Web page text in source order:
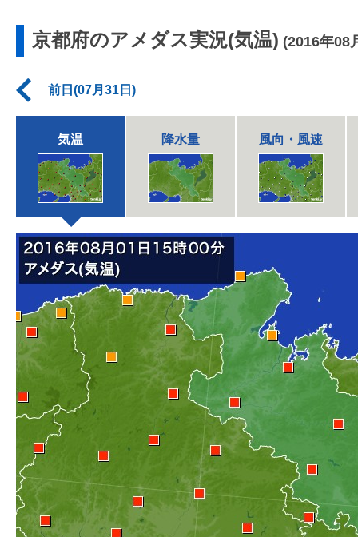
京都府のアメダス実況(気温) (2016年08
前日(07月31日)
気温 降水量 風向・風速